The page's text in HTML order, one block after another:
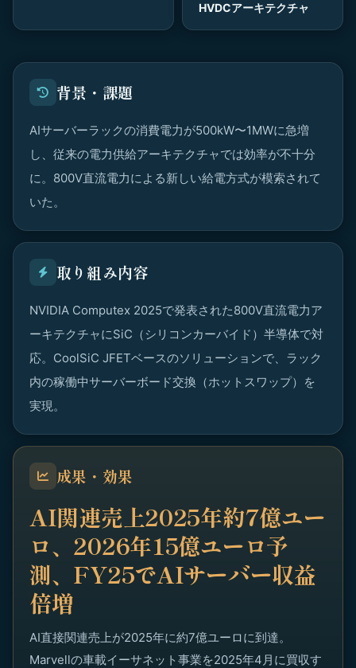
HVDCアーキテクチャ
背景・課題
AIサーバーラックの消費電力が500kW〜1MWに急増
し、従来の電力供給アーキテクチャでは効率が不十分
に。800V直流電力による新しい給電方式が模索されて
いた。
取り組み内容
NVIDIA Computex 2025で発表された800V直流電力ア
ーキテクチャにSiC（シリコンカーバイド）半導体で対
応。CoolSiC JFETベースのソリューションで、ラック
内の稼働中サーバーボード交換（ホットスワップ）を
実現。
成果・効果
AI関連売上2025年約7億ユー
ロ、2026年15億ユーロ予
測、FY25でAIサーバー収益
倍増
AI直接関連売上が2025年に約7億ユーロに到達。
Marvellの車載イーサネット事業を2025年4月に買収す